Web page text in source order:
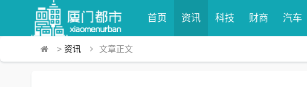
首页 资讯 科技 财商 汽车
> 资讯 文章正文